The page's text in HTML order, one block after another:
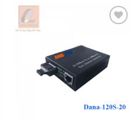
Add to
wishlist